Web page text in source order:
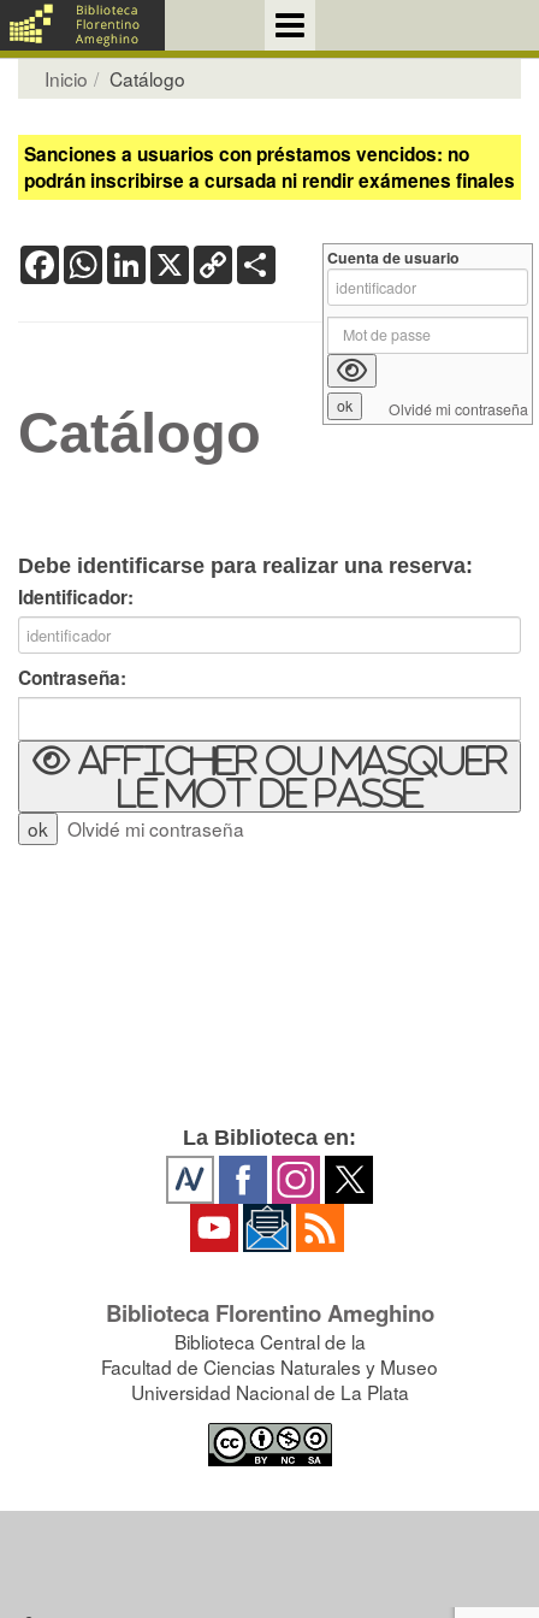
Inicio Catálogo
Sanciones a usuarios con préstamos vencidos: no
podrán inscribirse a cursada ni rendir exámenes finales
FacebookWhatsApp
LinkedIn
X Copy
Link
Catálogo
Debe identificarse para realizar una reserva:
Identificador:
Contraseña:
Afficher ou masquer
le mot de passe
Olvidé mi contraseña
Cuenta de usuario
Olvidé mi contraseña
La Biblioteca en:
Biblioteca Florentino Ameghino
Biblioteca Central de la
Facultad de Ciencias Naturales y Museo
Universidad Nacional de La Plata